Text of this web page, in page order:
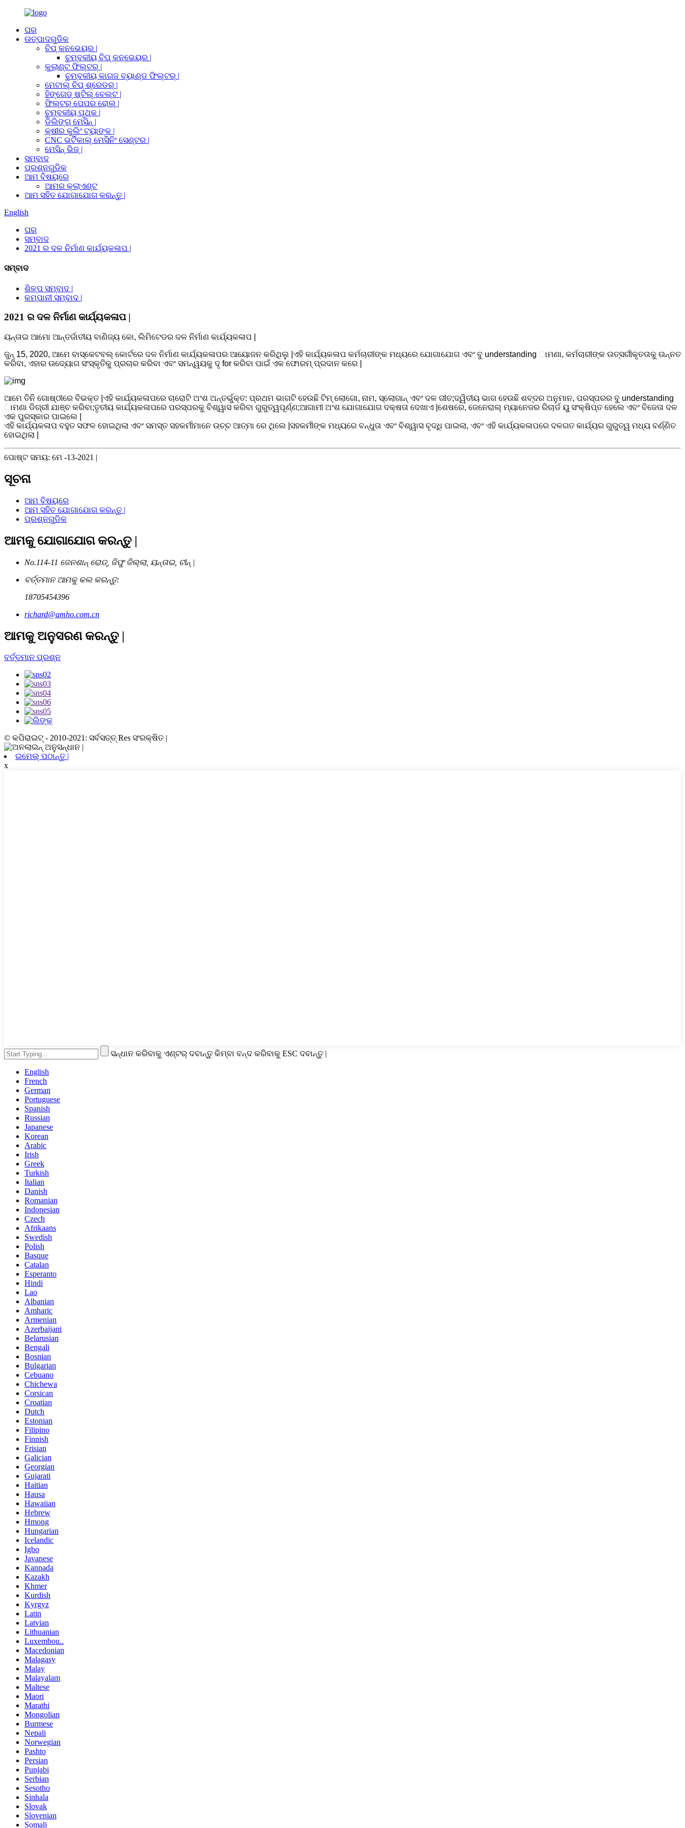
ଘର
ଉତ୍ପାଦଗୁଡିକ
ଚିପ୍ କନଭେୟର |
ଚୁମ୍ବକୀୟ ଚିପ୍ କନଭେୟର |
କୁଲାଣ୍ଟ ଫିଲ୍ଟର୍ |
ଚୁମ୍ବକୀୟ କାଗଜ ବ୍ୟାଣ୍ଡ ଫିଲ୍ଟର୍ |
ମେଟାଲ୍ ଚିପ୍ ଶ୍ରେଡର୍ |
ହିଙ୍ଗେଡ୍ ଷ୍ଟିଲ୍ ବେଲ୍ଟ |
ଫିଲ୍ଟର୍ ପେପର ରୋଲ୍ |
ଚୁମ୍ବକୀୟ ପୃଥକ |
ଡିଲିଙ୍ଗ୍ ମେସିନ୍ |
କ୍ଷୀର କୁଲିଂ ଟ୍ୟାଙ୍କ |
CNC ଭର୍ଟିକାଲ୍ ମେସିନିଂ ସେଣ୍ଟର |
ମେସିନ୍ ଭିଜ୍ |
ସମ୍ବାଦ
ପ୍ରଶ୍ନଗୁଡିକ
ଆମ ବିଷୟରେ
ଆମର କ୍ଲାଏଣ୍ଟ
ଆମ ସହିତ ଯୋଗାଯୋଗ କରନ୍ତୁ |
English
ଘର
ସମ୍ବାଦ
2021 ର ଦଳ ନିର୍ମାଣ କାର୍ଯ୍ୟକଳାପ |
ସମ୍ବାଦ
ଶିଳ୍ପ ସମ୍ବାଦ |
କମ୍ପାନୀ ସମ୍ବାଦ |
2021 ର ଦଳ ନିର୍ମାଣ କାର୍ଯ୍ୟକଳାପ |
ୟନ୍ତାଇ ଆମୋ ଆନ୍ତର୍ଜାତୀୟ ବାଣିଜ୍ୟ କୋ, ଲିମିଟେଡର ଦଳ ନିର୍ମାଣ କାର୍ଯ୍ୟକଳାପ |
ଜୁନ୍ 15, 2020, ଆମେ ବାସ୍କେଟବଲ୍ କୋର୍ଟରେ ଦଳ ନିର୍ମାଣ କାର୍ଯ୍ୟକଳାପର ଆୟୋଜନ କରିଥିଲୁ |ଏହି କାର୍ଯ୍ୟକଳାପ କର୍ମଚାରୀଙ୍କ ମଧ୍ୟରେ ଯୋଗାଯୋଗ ଏବଂ ବୁ understanding ାମଣା, କର୍ମଚାରୀଙ୍କ ଉତ୍ସର୍ଗୀକୃତତାକୁ ଉନ୍ନତ
କରିବା, ଏହାର ଉଦ୍ୟୋଗ ସଂସ୍କୃତିକୁ ପ୍ରଚାର କରିବା ଏବଂ ସମନ୍ୱୟକୁ ଦୃ for କରିବା ପାଇଁ ଏକ ଫୋରମ୍ ପ୍ରଦାନ କରେ |
ଆମେ ତିନି ଗୋଷ୍ଠୀରେ ବିଭକ୍ତ |ଏହି କାର୍ଯ୍ୟକଳାପରେ ଚାରୋଟି ଅଂଶ ଅନ୍ତର୍ଭୁକ୍ତ: ପ୍ରଥମ ଭାଗଟି ହେଉଛି ଟିମ୍ ଲୋଗୋ, ନାମ, ସ୍ଲୋଗାନ୍ ଏବଂ ଦଳ ଗୀତ;ଦ୍ୱିତୀୟ ଭାଗ ହେଉଛି ଶବ୍ଦର ଅନୁମାନ, ପରସ୍ପରର ବୁ understanding
ାମଣା ଡିଗ୍ରୀ ଯାଞ୍ଚ କରିବା;ତୃତୀୟ କାର୍ଯ୍ୟକଳାପରେ ପରସ୍ପରକୁ ବିଶ୍ୱାସ କରିବା ଗୁରୁତ୍ୱପୂର୍ଣ୍ଣ;ଆଗାମୀ ଅଂଶ ଯୋଗାଯୋଗ ଦକ୍ଷତା ଦେଖାଏ |ଶେଷରେ, ଜେନେରାଲ୍ ମ୍ୟାନେଜର ରିଚାର୍ଡ ୟୁ ସଂକ୍ଷିପ୍ତ ହେଲେ ଏବଂ ବିଜେତା ଦଳ
ଏକ ପୁରସ୍କାର ପାଇଲେ |
ଏହି କାର୍ଯ୍ୟକଳାପ ବହୁତ ସଫଳ ହୋଇଥିଲା ଏବଂ ସମସ୍ତ ସହକର୍ମୀମାନେ ଉଚ୍ଚ ଆତ୍ମା ​​ରେ ଥିଲେ |ସହକର୍ମୀଙ୍କ ମଧ୍ୟରେ ବନ୍ଧୁତା ଏବଂ ବିଶ୍ୱାସ ବୃଦ୍ଧି ପାଇଲା, ଏବଂ ଏହି କାର୍ଯ୍ୟକଳାପରେ ଦଳଗତ କାର୍ଯ୍ୟର ଗୁରୁତ୍ୱ ମଧ୍ୟ ବର୍ଣ୍ଣିତ
ହୋଇଥିଲା |
ପୋଷ୍ଟ ସମୟ: ମେ -13-2021 |
ସୂଚନା
ଆମ ବିଷୟରେ
ଆମ ସହିତ ଯୋଗାଯୋଗ କରନ୍ତୁ |
ପ୍ରଶ୍ନଗୁଡିକ
ଆମକୁ ଯୋଗାଯୋଗ କରନ୍ତୁ |
No.114-11 ଜେନଶାନ୍ ରୋଡ୍, ଜିଫୁ ଜିଲ୍ଲା, ୟନ୍ତାଇ, ଚୀନ୍ |
ବର୍ତ୍ତମାନ ଆମକୁ କଲ କରନ୍ତୁ:
18705454396
richard@amho.com.cn
ଆମକୁ ଅନୁସରଣ କରନ୍ତୁ |
ବର୍ତ୍ତମାନ ପ୍ରଶ୍ନ
© କପିରାଇଟ୍ - 2010-2021: ସର୍ବସତ୍ତ୍ Res ସଂରକ୍ଷିତ |
ଇମେଲ୍ ପଠାନ୍ତୁ |
x
ସନ୍ଧାନ କରିବାକୁ ଏଣ୍ଟର୍ ଦବାନ୍ତୁ କିମ୍ବା ବନ୍ଦ କରିବାକୁ ESC ଦବାନ୍ତୁ |
English
French
German
Portuguese
Spanish
Russian
Japanese
Korean
Arabic
Irish
Greek
Turkish
Italian
Danish
Romanian
Indonesian
Czech
Afrikaans
Swedish
Polish
Basque
Catalan
Esperanto
Hindi
Lao
Albanian
Amharic
Armenian
Azerbaijani
Belarusian
Bengali
Bosnian
Bulgarian
Cebuano
Chichewa
Corsican
Croatian
Dutch
Estonian
Filipino
Finnish
Frisian
Galician
Georgian
Gujarati
Haitian
Hausa
Hawaiian
Hebrew
Hmong
Hungarian
Icelandic
Igbo
Javanese
Kannada
Kazakh
Khmer
Kurdish
Kyrgyz
Latin
Latvian
Lithuanian
Luxembou..
Macedonian
Malagasy
Malay
Malayalam
Maltese
Maori
Marathi
Mongolian
Burmese
Nepali
Norwegian
Pashto
Persian
Punjabi
Serbian
Sesotho
Sinhala
Slovak
Slovenian
Somali